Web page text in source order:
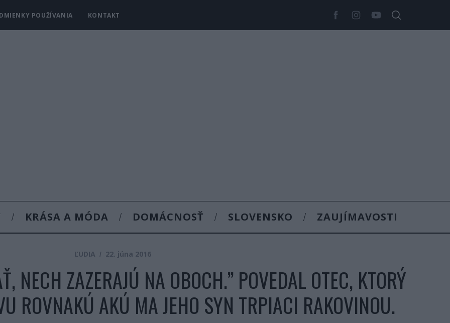
POUŽÍVANIA KONTAKT
KRÁSA A MÓDA DOMÁCNOSŤ SLOVENSKO ZAUJÍMAVOSTI
ĽUDIA 22. júna 2016
NECH ZAZERAJÚ NA OBOCH.” POVEDAL OTEC, KTORÝ
ROVNAKÚ AKÚ MA JEHO SYN TRPIACI RAKOVINOU.